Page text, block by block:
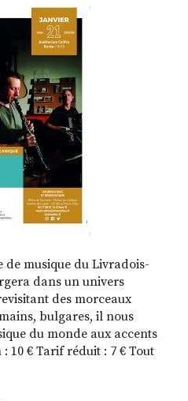
INSTAGRAM
LINKEDINYOUTUBE
de musique du Livradois-
dans un univers
des morceaux
bulgares, il nous
du monde aux accents
10 € Tarif réduit : 7 € Tout